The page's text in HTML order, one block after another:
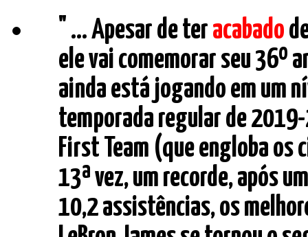
" ... Apesar de teracabado
ele vai comemorar seu 36º
ainda está jogando em um
temporada regular de
First Team (que engloba os
13ª vez, um recorde, após
10,2 assistências, os